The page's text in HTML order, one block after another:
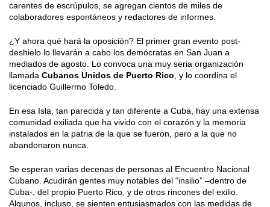
carentes de escrúpulos, se agregan cientos de miles de
colaboradores espontáneos y redactores de informes.
¿Y ahora qué hará la oposición? El primer gran evento post-
deshielo lo llevarán a cabo los demócratas en San Juan a
mediados de agosto. Lo convoca una muy seria organización
llamada Cubanos Unidos de Puerto Rico , y lo coordina el
licenciado Guillermo Toledo.
En esa Isla, tan parecida y tan diferente a Cuba, hay una extensa
comunidad exiliada que ha vivido con el corazón y la memoria
instalados en la patria de la que se fueron, pero a la que no
abandonaron nunca.
Se esperan varias decenas de personas al Encuentro Nacional
Cubano. Acudirán gentes muy notables del “insilio” –dentro de
Cuba-, del propio Puerto Rico, y de otros rincones del exilio.
Algunos, incluso, se sienten entusiasmados con las medidas de